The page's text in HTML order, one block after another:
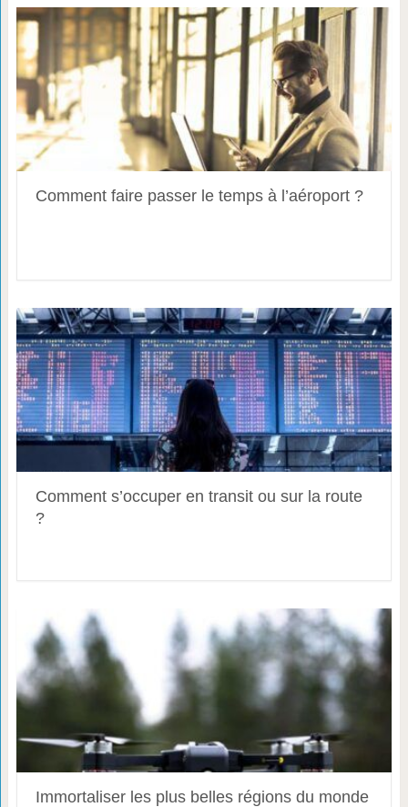
Comment faire passer le temps à l’aéroport ?
Comment s’occuper en transit ou sur la route
?
Immortaliser les plus belles régions du monde